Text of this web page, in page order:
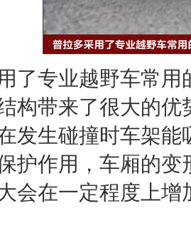
了专业越野车常用
构带来了很大的
发生碰撞时车架
护作用，车厢的
会在一定程度上